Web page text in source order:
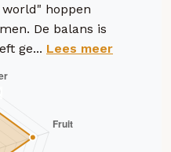
hoppen
De balans is
ge... Lees meer